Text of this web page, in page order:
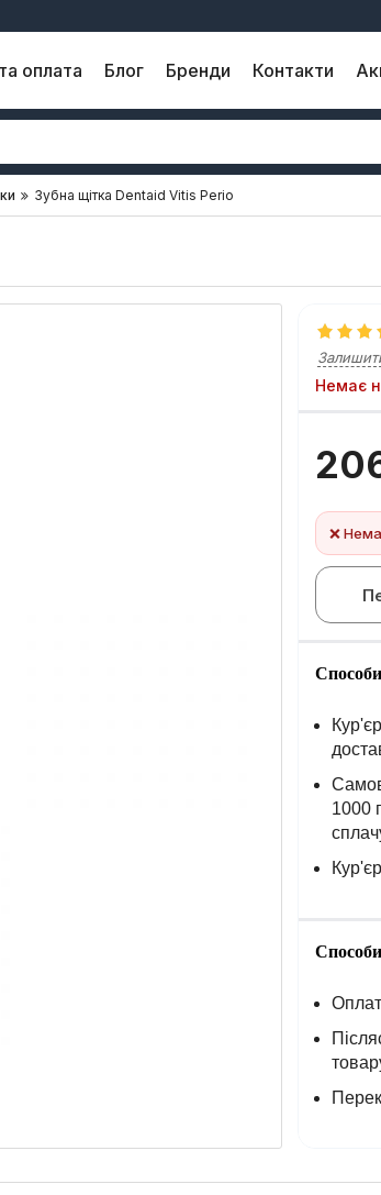
оплата Блог Бренди Контакти
Зубна щітка Dentaid Vitis Perio
Немає
❌
1000